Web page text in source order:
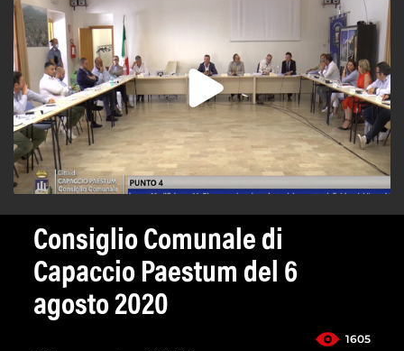
Consiglio Comunale di
Capaccio Paestum del 6
agosto 2020
1605